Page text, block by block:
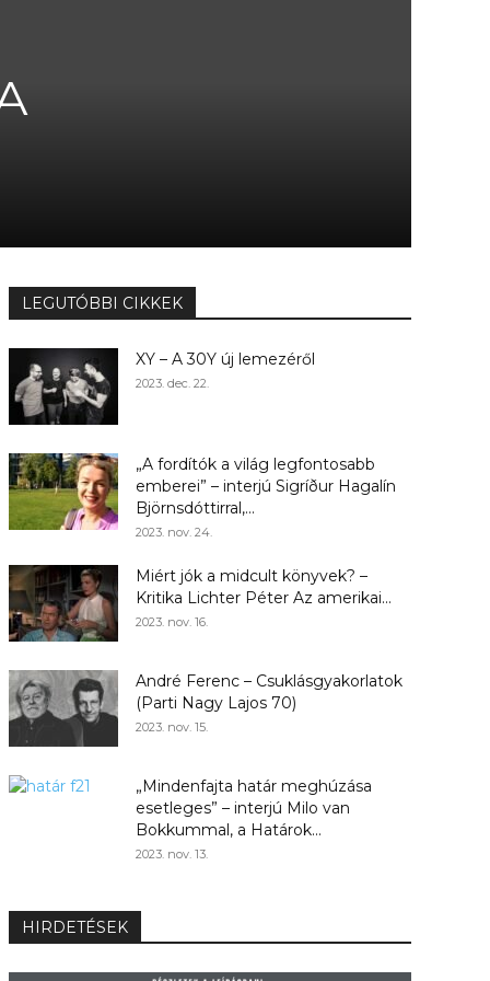
LEGUTÓBBI CIKKEK
XY – A 30Y új lemezéről
2023. dec. 22.
„A fordítók a világ legfontosabb
emberei” – interjú Sigríður Hagalín
Björnsdóttirral,...
2023. nov. 24.
Miért jók a midcult könyvek? –
Kritika Lichter Péter Az amerikai...
2023. nov. 16.
André Ferenc – Csuklásgyakorlatok
(Parti Nagy Lajos 70)
2023. nov. 15.
„Mindenfajta határ meghúzása
esetleges” – interjú Milo van
Bokkummal, a Határok...
2023. nov. 13.
HIRDETÉSEK